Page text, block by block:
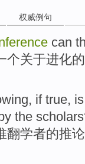
权威例句
can
个关于进化的
, if true,
the
翻学者的推论